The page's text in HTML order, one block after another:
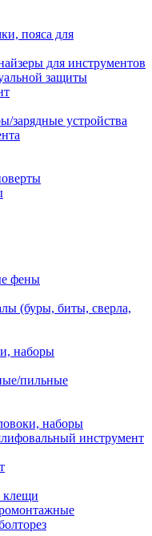
пояса для
для инструментов
защиты
зарядные устройства
фены
(буры, биты, сверла,
наборы
пильные
наборы
инструмент
клещи